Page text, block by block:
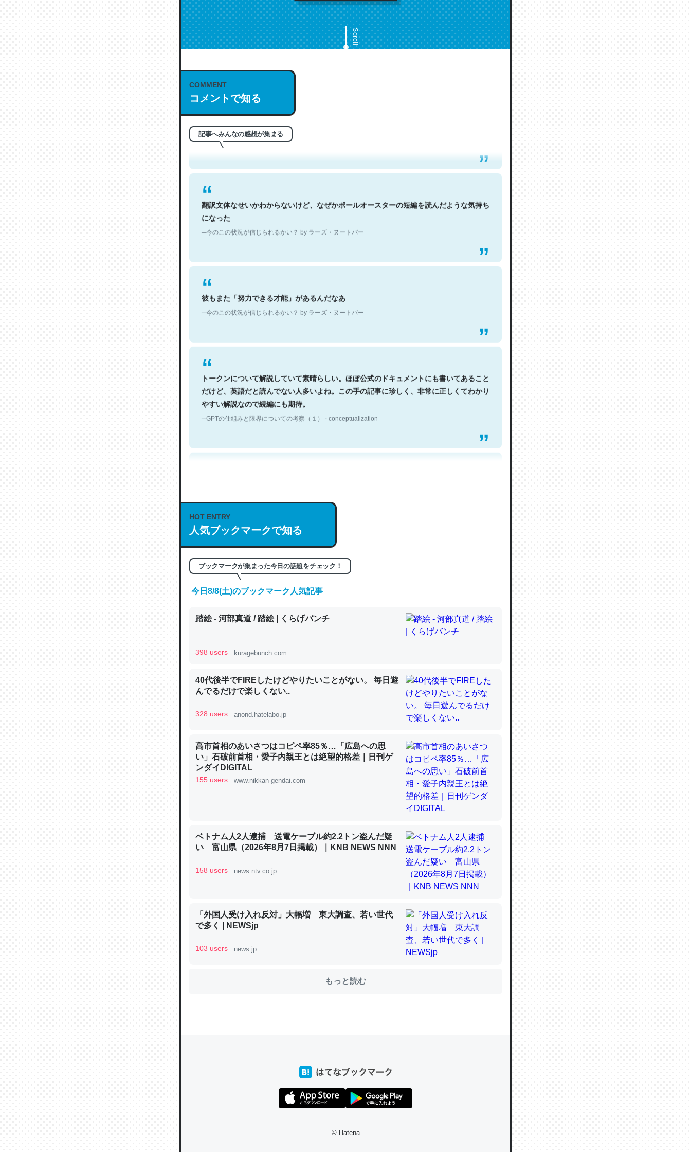
Scroll
COMMENT
コメントで知る
記事へみんなの感想が集まる
これは名文。彼はとてもクレバーなんだろうなと凄く思う。英語少しでも読める人は原文
もお勧め。自分はこの流れ好き。Let’s Fucking Go. Then Covid hit. Shit.
─今のこの状況が信じられるかい？ by ラーズ・ヌートバー
翻訳文体なせいかわからないけど、なぜかポールオースターの短編を読んだような気持ち
になった
─今のこの状況が信じられるかい？ by ラーズ・ヌートバー
彼もまた「努力できる才能」があるんだなあ
─今のこの状況が信じられるかい？ by ラーズ・ヌートバー
トークンについて解説していて素晴らしい。ほぼ公式のドキュメントにも書いてあること
だけど、英語だと読んでない人多いよね。この手の記事に珍しく、非常に正しくてわかり
やすい解説なので続編にも期待。
─GPTの仕組みと限界についての考察（１） - conceptualization
これは良記事。32768トークンだと英語小説100ページ分くらい。小説でいう「ずっと前
の伏線」は回収されないけど、短期記憶というには多い分量。進化すればするほど分かり
やすく強くなりそう
の600分の1程度。
─ニュース :: 【研究発表】昆虫学の大問題＝「昆虫はなぜ海にいないのか」に関する新仮説
論文では「淡水はカルシウムも酸素も不足してて両方に不利だから両方が拮抗してるので
は」とあって面白い。海にいる鋏角類（カブトガニ・ウミグモ）はカルシウムを使わずキ
─ニュース :: 【研究発表】昆虫学の大問題＝「昆虫はなぜ海にいないのか」に関する新仮説
これを元に考えるとカルシウムを大量に使う脊椎動物と貝類は苦労してるんだな…。腹足
中。あと、Googleマップで位置情報を共有してる。電池残量や充電中かが分かるのでこ
ちょうど同じ理由でEcho Show 8を設定中でした。PrimeとかSpotifyを支払う孝行もで
きる。一生で親と会える残り時間を日数にすると1週間とかの人が多いそうだけど、それ
を実質100倍以上に伸ばす効果があるはず……
HOT ENTRY
人気ブックマークで知る
ブックマークが集まった今日の話題をチェック！
今日8/8(土)のブックマーク人気記事
踏絵 - 河部真道 / 踏絵 | くらげバンチ
398 users kuragebunch.com
40代後半でFIREしたけどやりたいことがない。 毎日遊
んでるだけで楽しくない..
328 users anond.hatelabo.jp
高市首相のあいさつはコピペ率85％…「広島への思
い」石破前首相・愛子内親王とは絶望的格差｜日刊ゲ
ンダイDIGITAL
155 users www.nikkan-gendai.com
ベトナム人2人逮捕 送電ケーブル約2.2トン盗んだ疑
い 富山県（2026年8月7日掲載）｜KNB NEWS NNN
158 users news.ntv.co.jp
「外国人受け入れ反対」大幅増 東大調査、若い世代
で多く | NEWSjp
103 users news.jp
もっと読む
© Hatena